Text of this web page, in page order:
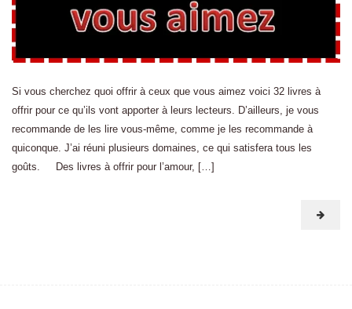
Si vous cherchez quoi offrir à ceux que vous aimez voici 32 livres à
offrir pour ce qu’ils vont apporter à leurs lecteurs. D’ailleurs, je vous
recommande de les lire vous-même, comme je les recommande à
quiconque. J’ai réuni plusieurs domaines, ce qui satisfera tous les
goûts. Des livres à offrir pour l’amour, […]